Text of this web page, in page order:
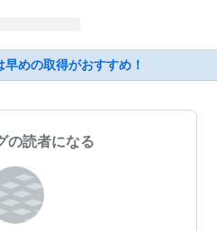
めの取得がおすすめ！
の読者になる